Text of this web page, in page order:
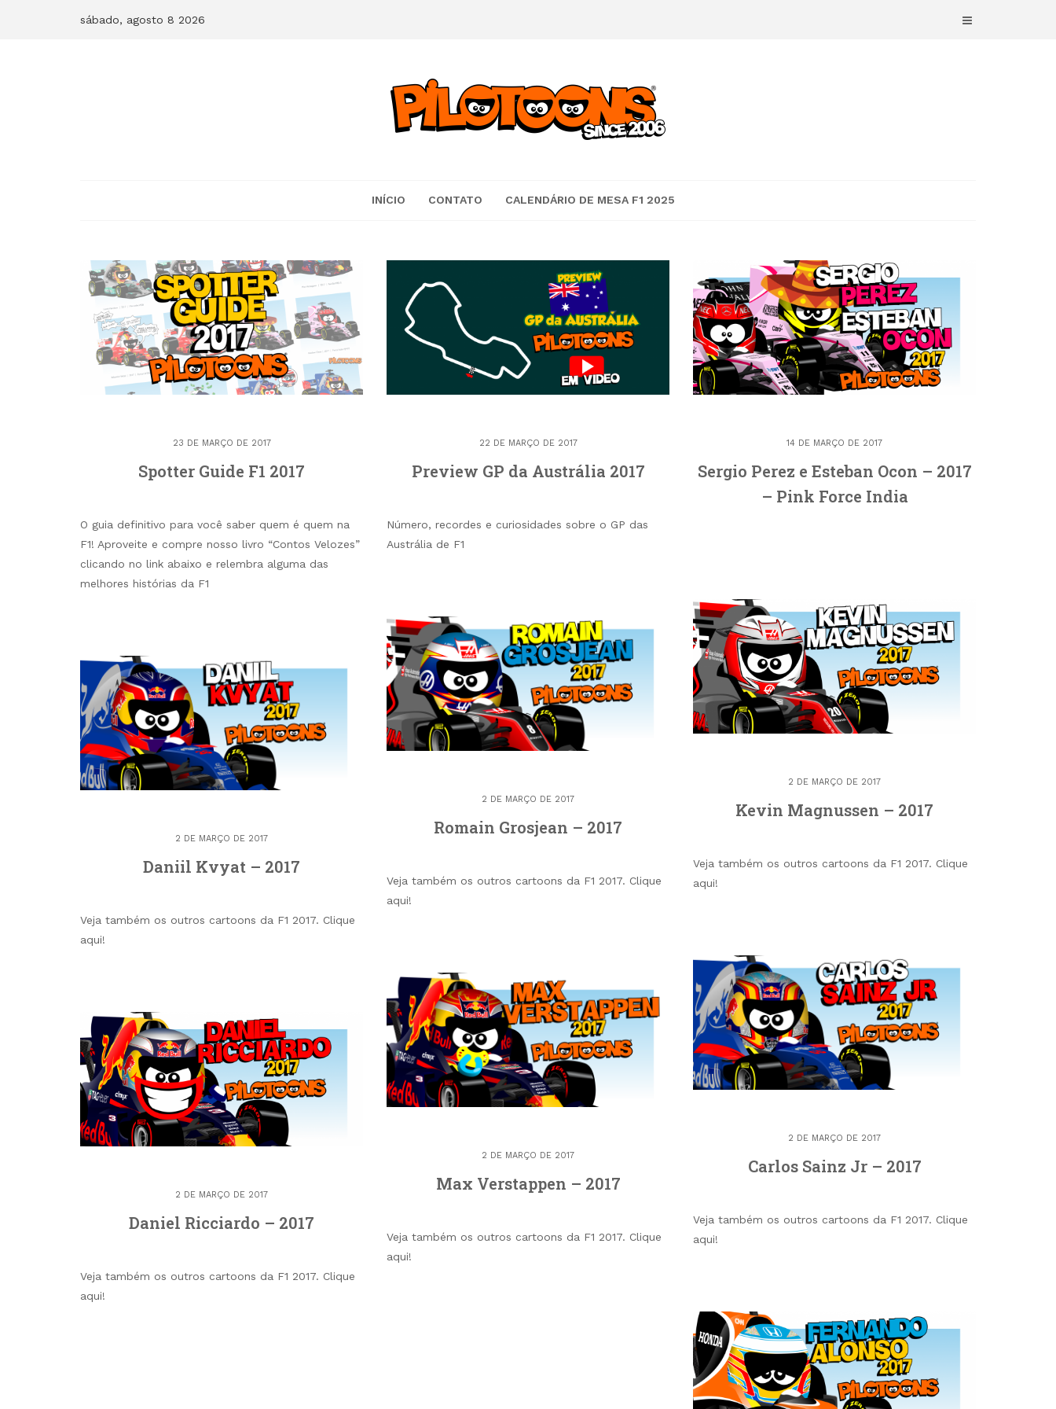
sábado, agosto 8 2026
INÍCIO CONTATO CALENDÁRIO DE MESA F1 2025
23 DE MARÇO DE 2017
Spotter Guide F1 2017
O guia definitivo para você saber quem é quem na
F1! Aproveite e compre nosso livro “Contos Velozes”
clicando no link abaixo e relembra alguma das
melhores histórias da F1
22 DE MARÇO DE 2017
Preview GP da Austrália 2017
Número, recordes e curiosidades sobre o GP das
Austrália de F1
14 DE MARÇO DE 2017
Sergio Perez e Esteban Ocon – 2017
– Pink Force India
2 DE MARÇO DE 2017
Kevin Magnussen – 2017
Veja também os outros cartoons da F1 2017. Clique
aqui!
2 DE MARÇO DE 2017
Romain Grosjean – 2017
Veja também os outros cartoons da F1 2017. Clique
aqui!
2 DE MARÇO DE 2017
Daniil Kvyat – 2017
Veja também os outros cartoons da F1 2017. Clique
aqui!
2 DE MARÇO DE 2017
Carlos Sainz Jr – 2017
Veja também os outros cartoons da F1 2017. Clique
aqui!
2 DE MARÇO DE 2017
Max Verstappen – 2017
Veja também os outros cartoons da F1 2017. Clique
aqui!
2 DE MARÇO DE 2017
Daniel Ricciardo – 2017
Veja também os outros cartoons da F1 2017. Clique
aqui!